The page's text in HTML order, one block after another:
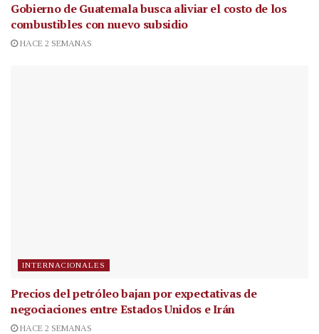
Gobierno de Guatemala busca aliviar el costo de los
combustibles con nuevo subsidio
HACE 2 SEMANAS
INTERNACIONALES
Precios del petróleo bajan por expectativas de
negociaciones entre Estados Unidos e Irán
HACE 2 SEMANAS